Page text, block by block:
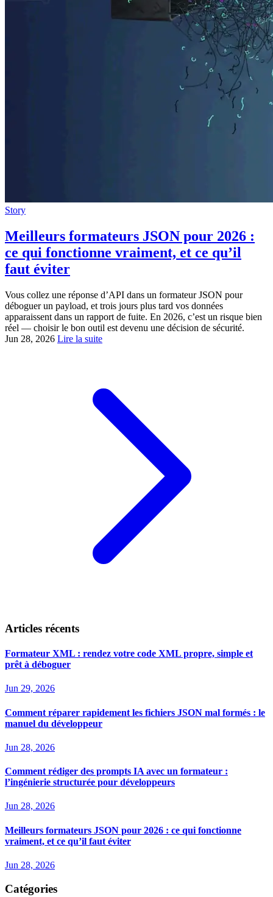
Story
Meilleurs formateurs JSON pour 2026 :
ce qui fonctionne vraiment, et ce qu’il
faut éviter
Vous collez une réponse d’API dans un formateur JSON pour
déboguer un payload, et trois jours plus tard vos données
apparaissent dans un rapport de fuite. En 2026, c’est un risque bien
réel — choisir le bon outil est devenu une décision de sécurité.
Jun 28, 2026 Lire la suite
Articles récents
Formateur XML : rendez votre code XML propre, simple et
prêt à déboguer
Jun 29, 2026
Comment réparer rapidement les fichiers JSON mal formés : le
manuel du développeur
Jun 28, 2026
Comment rédiger des prompts IA avec un formateur :
l’ingénierie structurée pour développeurs
Jun 28, 2026
Meilleurs formateurs JSON pour 2026 : ce qui fonctionne
vraiment, et ce qu’il faut éviter
Jun 28, 2026
Catégories